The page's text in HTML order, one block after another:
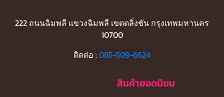
222 ถนนฉิมพลี แขวงฉิมพลี เขตตลิ่งชัน กรุงเทพมหานคร
10700
ติดต่อ :085-509-6624
สินค้ายอดนิยม